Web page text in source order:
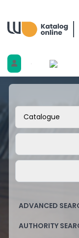
Biblioteka
ADVANCED
AUTHORITY